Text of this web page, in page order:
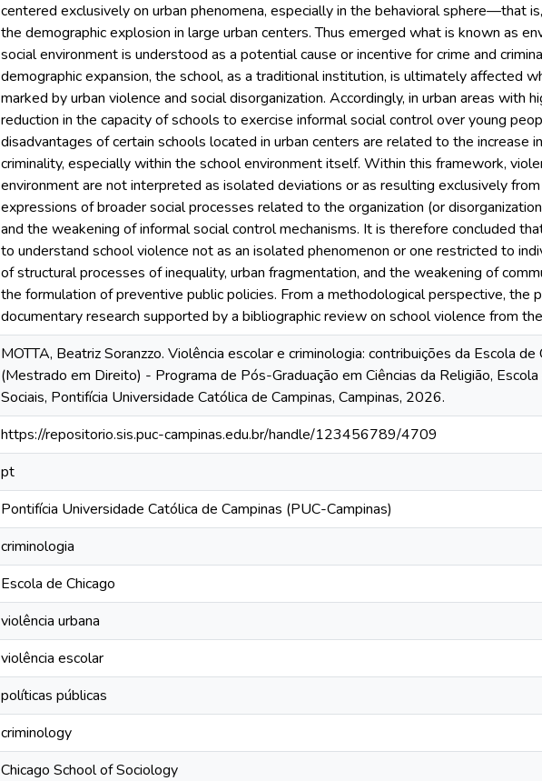
centered exclusively on urban phenomena, especially in the behavioral sphere—that
the demographic explosion in large urban centers. Thus emerged what is known as
social environment is understood as a potential cause or incentive for crime and
demographic expansion, the school, as a traditional institution, is ultimately affected
marked by urban violence and social disorganization. Accordingly, in urban areas with
reduction in the capacity of schools to exercise informal social control over young
disadvantages of certain schools located in urban centers are related to the increase
criminality, especially within the school environment itself. Within this framework,
environment are not interpreted as isolated deviations or as resulting exclusively
expressions of broader social processes related to the organization (or
and the weakening of informal social control mechanisms. It is therefore concluded
to understand school violence not as an isolated phenomenon or one restricted to
of structural processes of inequality, urban fragmentation, and the weakening of
the formulation of preventive public policies. From a methodological perspective, the
documentary research supported by a bibliographic review on school violence from
MOTTA, Beatriz Soranzzo. Violência escolar e criminologia: contribuições da Escola
(Mestrado em Direito) - Programa de Pós-Graduação em Ciências da Religião, Escola
Sociais, Pontifícia Universidade Católica de Campinas, Campinas, 2026.
https://repositorio.sis.puc-campinas.edu.br/handle/123456789/4709
pt
Pontifícia Universidade Católica de Campinas (PUC-Campinas)
criminologia
Escola de Chicago
violência urbana
violência escolar
políticas públicas
criminology
Chicago School of Sociology